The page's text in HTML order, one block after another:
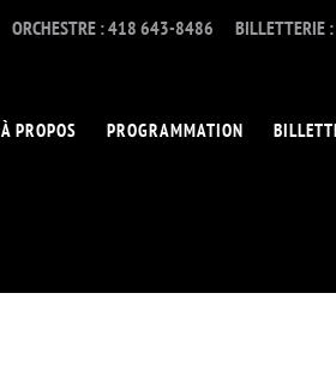
ORCHESTRE : 418 643-8486
À PROPOS PROGRAMMATION